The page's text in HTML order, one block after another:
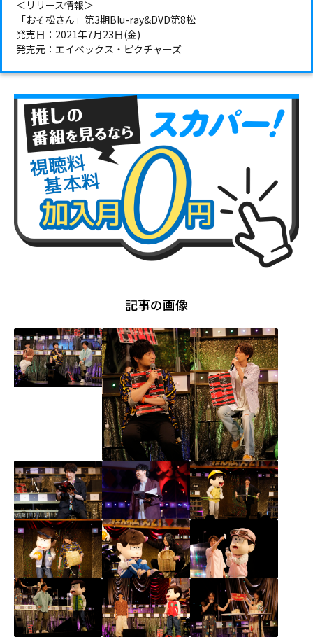
＜リリース情報＞
「おそ松さん」第3期Blu-ray&DVD第8松
発売日：2021年7月23日(金)
発売元：エイベックス・ピクチャーズ
記事の画像